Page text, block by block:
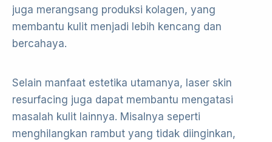
juga merangsang produksi kolagen, yang
membantu kulit menjadi lebih kencang dan
bercahaya.
Selain manfaat estetika utamanya, laser skin
resurfacing juga dapat membantu mengatasi
masalah kulit lainnya. Misalnya seperti
menghilangkan rambut yang tidak diinginkan,